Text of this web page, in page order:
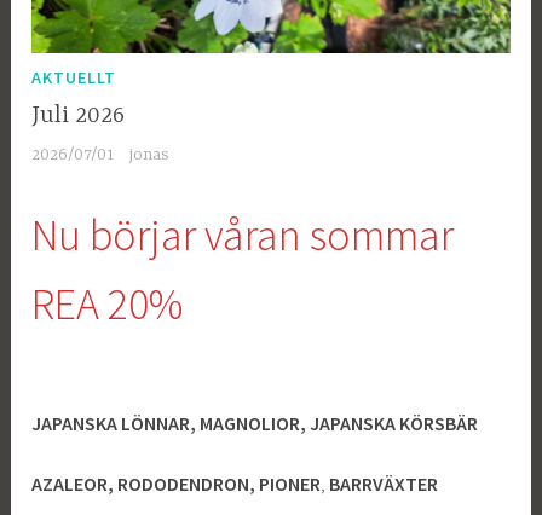
AKTUELLT
Juli 2026
2026/07/01 jonas
Nu börjar våran sommar
REA 20%
JAPANSKA LÖNNAR, MAGNOLIOR, JAPANSKA KÖRSBÄR
AZALEOR, RODODENDRON, PIONER, BARRVÄXTER